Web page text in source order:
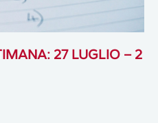
27 LUGLIO – 2